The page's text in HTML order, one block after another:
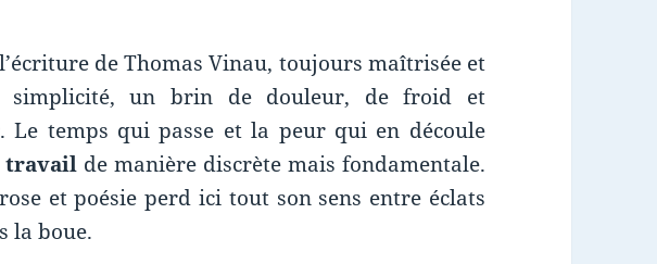
de Thomas Vinau, toujours maîtrisée et
simplicité, un brin de douleur, de froid et
Le temps qui passe et la peur qui en découle
travail de manière discrète mais fondamentale.
et poésie perd ici tout son sens entre éclats
la boue.